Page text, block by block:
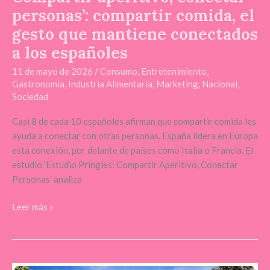
personas’: compartir comida, el
gesto que mantiene conectados
a los españoles
11 de mayo de 2026 /Consumo, Entretenimiento,
Gastronomía, Industria Alimentaria, Marketing, Nacional,
Sociedad
Casi 8 de cada 10 españoles afirman que compartir comida les
ayuda a conectar con otras personas. España lidera en Europa
esta conexión, por delante de países como Italia o Francia. El
estudio ‘Estudio Pringles: Compartir Aperitivo, Conectar
Personas’ analiza
Leer más »